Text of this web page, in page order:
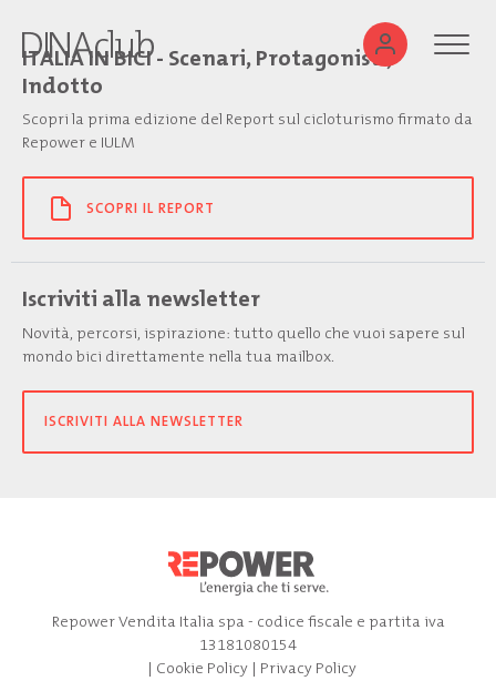
ITALIA IN BICI - Scenari, Protagonisti,
Indotto
Scopri la prima edizione del Report sul cicloturismo firmato da
Repower e IULM
SCOPRI IL REPORT
Iscriviti alla newsletter
Novità, percorsi, ispirazione: tutto quello che vuoi sapere sul
mondo bici direttamente nella tua mailbox.
ISCRIVITI ALLA NEWSLETTER
Repower Vendita Italia spa - codice fiscale e partita iva
13181080154
| Cookie Policy| Privacy Policy